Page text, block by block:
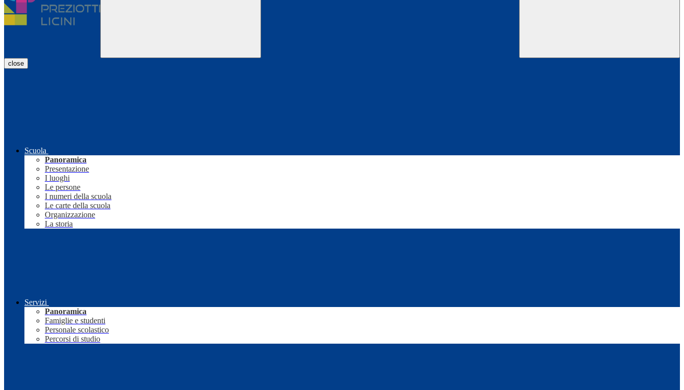
close
Scuola
Panoramica
Presentazione
I luoghi
Le persone
I numeri della scuola
Le carte della scuola
Organizzazione
La storia
Servizi
Panoramica
Famiglie e studenti
Personale scolastico
Percorsi di studio